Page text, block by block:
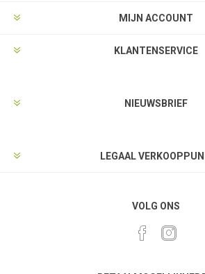
MIJN ACCOUNT
KLANTENSERVICE
NIEUWSBRIEF
LEGAAL
VOLG ONS